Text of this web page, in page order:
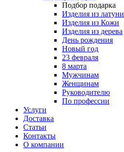
Подбор подарка
Изделия из латуни
Изделия из Кожи
Изделия из дерева
День рождения
Новый год
23 февраля
8 марта
Мужчинам
Женщинам
Руководителю
По профессии
Услуги
Доставка
Статьи
Контакты
О компании